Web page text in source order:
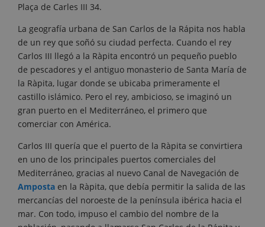
Plaça de Carles III 34.
La geografía urbana de San Carlos de la Rápita nos habla
de un rey que soñó su ciudad perfecta. Cuando el rey
Carlos III llegó a la Ràpita encontró un pequeño pueblo
de pescadores y el antiguo monasterio de Santa María de
la Ràpita, lugar donde se ubicaba primeramente el
castillo islámico. Pero el rey, ambicioso, se imaginó un
gran puerto en el Mediterráneo, el primero que
comerciar con América.
Carlos III quería que el puerto de la Ràpita se convirtiera
en uno de los principales puertos comerciales del
Mediterráneo, gracias al nuevo Canal de Navegación de
Amposta en la Ràpita, que debía permitir la salida de las
mercancías del noroeste de la península ibérica hacia el
mar. Con todo, impuso el cambio del nombre de la